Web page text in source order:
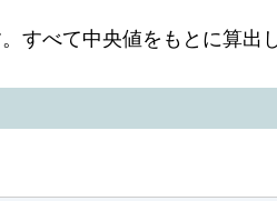
すべて中央値をもとに算出